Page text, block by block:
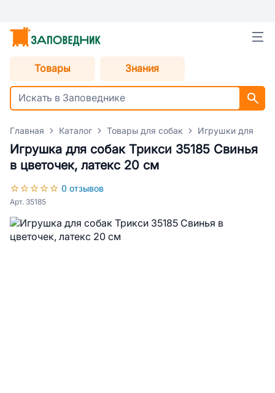
Товары Знания
Главная Каталог Товары для собак Игрушки для
Игрушка для собак Трикси 35185 Свинья
в цветочек, латекс 20 см
0 отзывов
Арт. 35185